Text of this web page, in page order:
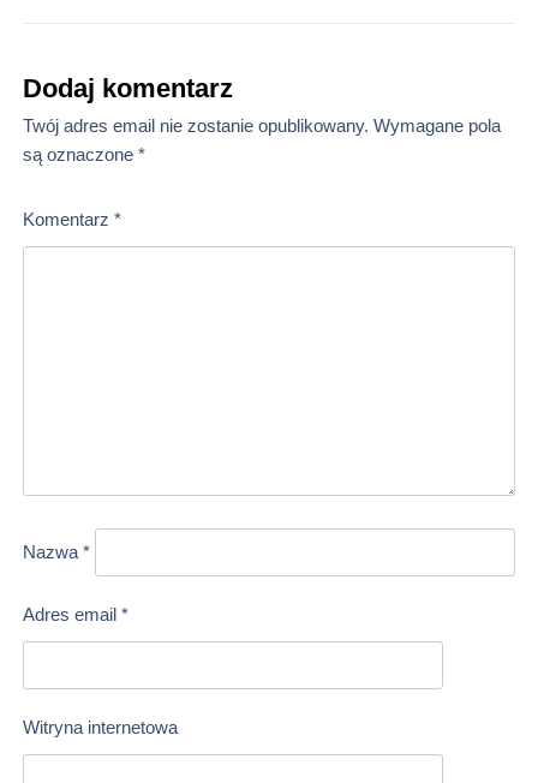
Dodaj komentarz
Twój adres email nie zostanie opublikowany. Wymagane pola
są oznaczone *
Komentarz *
Nazwa *
Adres email *
Witryna internetowa